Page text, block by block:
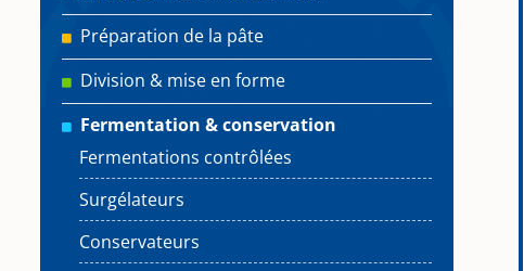
Préparation de la pâte
Division & mise en forme
Fermentation & conservation
Fermentations contrôlées
Surgélateurs
Conservateurs